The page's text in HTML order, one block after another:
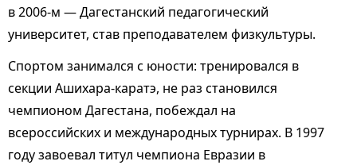
в 2006-м — Дагестанский педагогический
университет, став преподавателем физкультуры.
Спортом занимался с юности: тренировался в
секции Ашихара-каратэ, не раз становился
чемпионом Дагестана, побеждал на
всероссийских и международных турнирах. В 1997
году завоевал титул чемпиона Евразии в